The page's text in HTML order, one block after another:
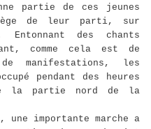
partie de ces jeunes
de leur parti, sur
Entonnant des chants
comme cela est de
manifestations, les
pendant des heures
la partie nord de la
une importante marche a